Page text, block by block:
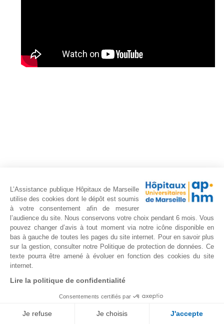
Newsletter de la PEMR-
APHM
Inscrivez-vous à notre newsletter pour suivre
L’Assistance publique Hôpitaux de Marseille
utilise des cookies dont le dépôt est soumis
à votre consentement afin de mesurer
l’audience du site. Nous conservons votre choix pendant 6 mois. Vous
pouvez changer d’avis à tout moment via notre icône disponible en
bas à gauche de toutes les pages du site internet. Pour en savoir plus
sur la gestion, consulter notre Politique de protection de données. Ce
texte pourra être amené à évoluer en fonction des cookies du site
internet.
Lire la politique de confidentialité
Consentements certifiés par
Je refuse Je choisis J'accepte